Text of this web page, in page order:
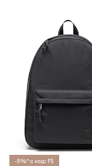
-5%* с код: FS